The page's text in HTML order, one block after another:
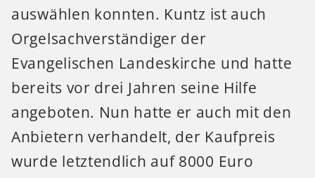
auswählen konnten. Kuntz ist auch
Orgelsachverständiger der
Evangelischen Landeskirche und hatte
bereits vor drei Jahren seine Hilfe
angeboten. Nun hatte er auch mit den
Anbietern verhandelt, der Kaufpreis
wurde letztendlich auf 8000 Euro